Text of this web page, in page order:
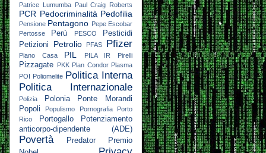
Patrice Lumumba
Paul Craig Roberts
PCR Pedocriminalità Pedofilia
Pensione Pentagono Pepe Escobar
Pertosse
Perù PESCO
Pesticidi
Petizioni
Petrolio PFAS Pfizer
Piano Casa PIL PILA IR Pirelli
Pizzagate PKK Plan Condor Plasma
POI Poliomelite Politica Interna
Politica Internazionale
Polizia Polonia
Ponte Morandi
Popoli
Populismo Pornografia
Porto
Rico
Portogallo
Potenziamento
anticorpo-dipendente (ADE)
Povertà Predator
Premio